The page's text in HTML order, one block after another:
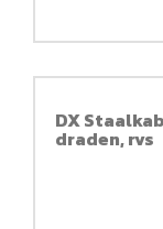
DX
draden, rvs